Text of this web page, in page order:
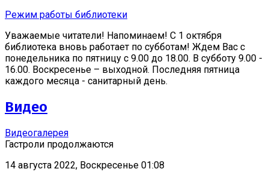
Режим работы библиотеки
Уважаемые читатели! Напоминаем! С 1 октября
библиотека вновь работает по субботам! Ждем Вас с
понедельника по пятницу с 9.00 до 18.00. В субботу 9.00 -
16.00. Воскресенье – выходной. Последняя пятница
каждого месяца - санитарный день.
Видео
Видеогалерея
Гастроли продолжаются
14 августа 2022, Воскресенье 01:08